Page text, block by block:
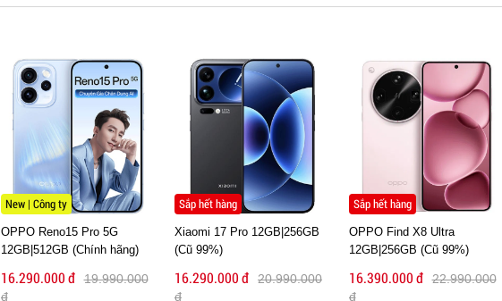
Sắp hết hàng
Xiaomi 17 Pro 12GB|256GB
(Cũ 99%)
16.290.000 đ
20.990.000
đ
Sắp hết hàng
OPPO Find X8 Ultra
12GB|256GB (Cũ 99%)
16.390.000 đ
22.990.000
đ
99% | Quốc Tế
Google Pixel 9 Pro XL 512GB
(Cũ 99%)
16.390.000 đ
21.990.000
đ